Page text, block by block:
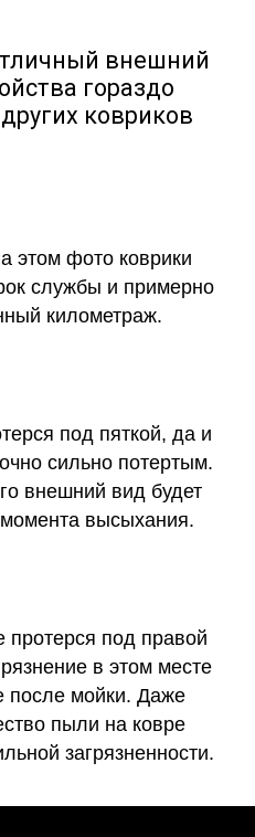
внешний
гораздо
ковриков
этом фото коврики
службы и примерно
километраж.
под пяткой, да и
сильно потертым.
внешний вид будет
высыхания.
протерся под правой
в этом месте
после мойки. Даже
пыли на ковре
загрязненности.